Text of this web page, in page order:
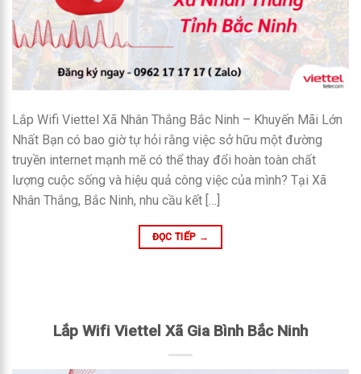
Lắp Wifi Viettel Xã Nhân Thắng Bắc Ninh – Khuyến Mãi Lớn
Nhất Bạn có bao giờ tự hỏi rằng việc sở hữu một đường
truyền internet mạnh mẽ có thể thay đổi hoàn toàn chất
lượng cuộc sống và hiệu quả công việc của mình? Tại Xã
Nhân Thắng, Bắc Ninh, nhu cầu kết […]
ĐỌC TIẾP →
Lắp Wifi Viettel Xã Gia Bình Bắc Ninh